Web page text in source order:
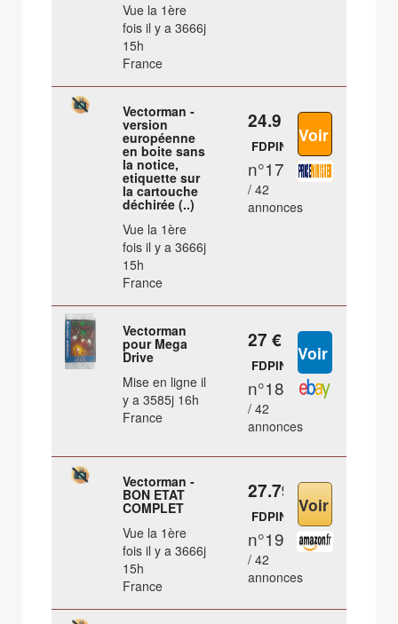
Vue la 1ère
fois il y a 3666j
15h
France
Vectorman -
version
européenne
en boite sans
la notice,
etiquette sur
la cartouche
déchirée (..)
Vue la 1ère
fois il y a 3666j
15h
France
24.9 €
FDPIN
n°17
/ 42
annonces
Vectorman
pour Mega
Drive
Mise en ligne il
y a 3585j 16h
France
27 €
FDPIN
n°18
/ 42
annonces
Vectorman -
BON ETAT
COMPLET
Vue la 1ère
fois il y a 3666j
15h
France
27.79 €
FDPIN
n°19
/ 42
annonces